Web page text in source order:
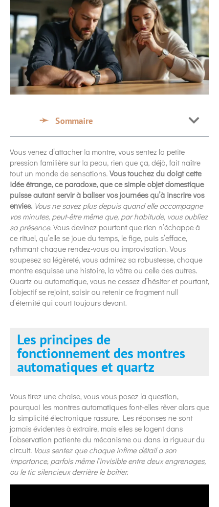
Sommaire
Vous venez d’attacher la montre, vous sentez la petite
pression familière sur la peau, rien que ça, déjà, fait naître
tout un monde de sensations.Vous touchez du doigt cette
idée étrange, ce paradoxe, que ce simple objet domestique
puisse autant servir à baliser vos journées qu’à inscrire vos
envies. Vous ne savez plus depuis quand elle accompagne
vos minutes, peut-être même que, par habitude, vous oubliez
sa présence.Vous devinez pourtant que rien n’échappe à
ce rituel, qu’elle se joue du temps, le fige, puis s’efface,
rythmant chaque rendez-vous ou improvisation. Vous
soupesez sa légèreté, vous admirez sa robustesse, chaque
montre esquisse une histoire, la vôtre ou celle des autres.
Quartz ou automatique, vous ne cessez d’hésiter et pourtant,
l’objectif se rejoint, saisir ou retenir ce fragment null
d’éternité qui court toujours devant.
Les principes de
fonctionnement des montres
automatiques et quartz
Vous tirez une chaise, vous vous posez la question,
pourquoi les montres automatiques font-elles rêver alors que
la simplicité électronique rassure. Les réponses ne sont
jamais évidentes à extraire, mais elles se logent dans
l’observation patiente du mécanisme ou dans la rigueur du
circuit. Vous sentez que chaque infime détail a son
importance, parfois même l’invisible entre deux engrenages,
ou le tic silencieux derrière le boîtier.